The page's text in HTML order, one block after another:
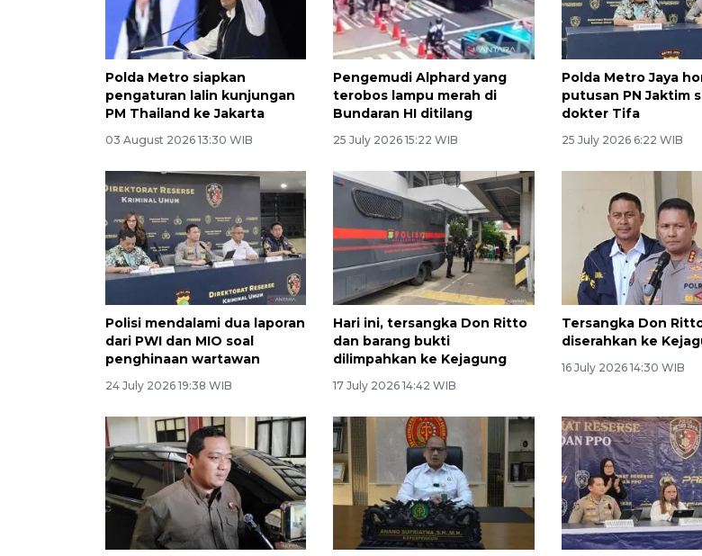
Polda Metro siapkan
pengaturan lalin kunjungan
PM Thailand ke Jakarta
03 August 2026 13:30 WIB
Pengemudi Alphard yang
terobos lampu merah di
Bundaran HI ditilang
25 July 2026 15:22 WIB
Polda Metro Jaya
putusan PN Jaktim
dokter Tifa
25 July 2026 6:22 WIB
Polisi mendalami dua laporan
dari PWI dan MIO soal
penghinaan wartawan
24 July 2026 19:38 WIB
Hari ini, tersangka Don Ritto
dan barang bukti
dilimpahkan ke Kejagung
17 July 2026 14:42 WIB
Tersangka Don
diserahkan ke
16 July 2026 14:30 WIB